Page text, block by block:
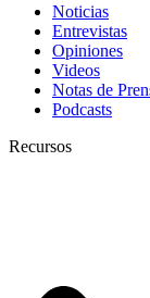
Noticias
Entrevistas
Opiniones
Videos
Notas de
Podcasts
Recursos